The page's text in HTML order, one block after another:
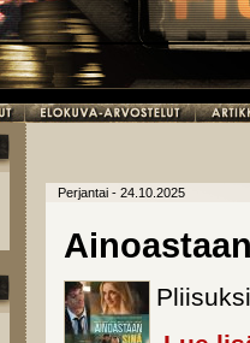
Perjantai - 24.10.2025